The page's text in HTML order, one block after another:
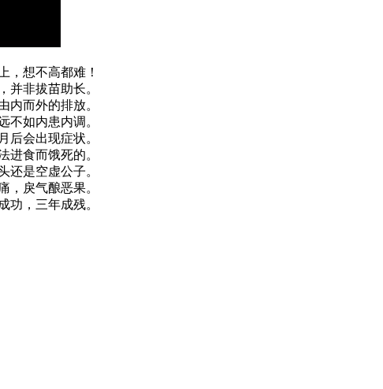
想不高都难！
非拔苗助长。
而外的排放。
如内患内调。
会出现症状。
食而饿死的。
是空虚公子。
戾气酿恶果。
，三年成残。